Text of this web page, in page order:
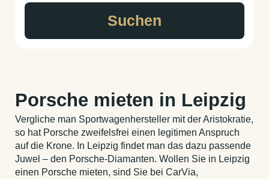
Suchen
Porsche mieten in Leipzig
Vergliche man Sportwagenhersteller mit der Aristokratie,
so hat Porsche zweifelsfrei einen legitimen Anspruch
auf die Krone. In Leipzig findet man das dazu passende
Juwel – den Porsche-Diamanten. Wollen Sie in Leipzig
einen Porsche mieten, sind Sie bei CarVia,